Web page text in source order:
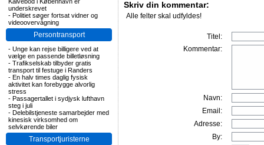
underskrevet
- Politiet søger fortsat vidner og
videoovervågning
Persontransport
- Unge kan rejse billigere ved at
vælge en passende billetløsning
- Trafikselskab tilbyder gratis
transport til festuge i Randers
- En halv times daglig fysisk
aktivitet kan forebygge alvorlig
stress
- Passagertallet i sydjysk lufthavn
steg i juli
- Delebilstjeneste samarbejder med
kinesisk virksomhed om
selvkørende biler
Transportjuristerne
Skriv din kommentar:
Alle felter skal udfyldes!
Titel:
Kommentar:
Navn:
Email:
Adresse:
By: